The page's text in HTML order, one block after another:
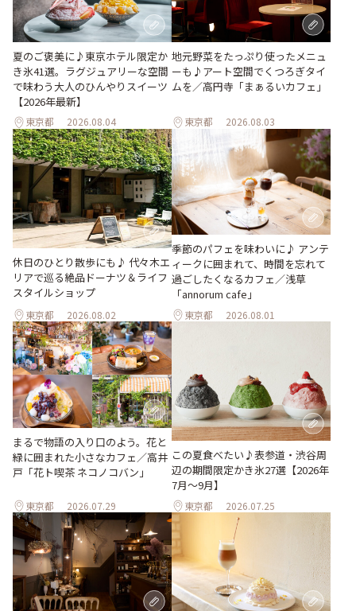
夏のご褒美に♪東京ホテル限定か
き氷41選。ラグジュアリーな空間
で味わう大人のひんやりスイーツ
【2026年最新】
東京都 2026.08.04
地元野菜をたっぷり使ったメニュ
ーも♪アート空間でくつろぎタイ
ムを／高円寺「まぁるいカフェ」
東京都 2026.08.03
休日のひとり散歩にも♪ 代々木エ
リアで巡る絶品ドーナツ＆ライフ
スタイルショップ
東京都 2026.08.02
季節のパフェを味わいに♪ アンテ
ィークに囲まれて、時間を忘れて
過ごしたくなるカフェ／浅草
「annorum cafe」
東京都 2026.08.01
まるで物語の入り口のよう。花と
緑に囲まれた小さなカフェ／高井
戸「花ト喫茶 ネコノコバン」
東京都 2026.07.29
この夏食べたい♪表参道・渋谷周
辺の期間限定かき氷27選【2026年
7月～9月】
東京都 2026.07.25